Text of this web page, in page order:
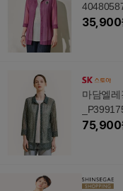
35,900
마담엘
75,900